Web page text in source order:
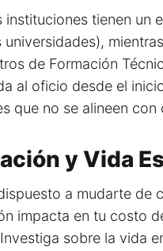
instituciones tienen un
universidades),
de Formación
al oficio desde el
que no se alineen con
y Vida
a mudarte de
impacta en tu costo
sobre la vida